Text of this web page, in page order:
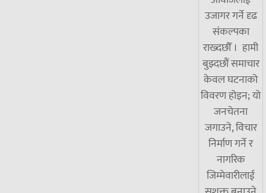
उजागर गर्ने दृढ
संकल्पका
राख्दछौँ । हामी
बुझ्दछौं समाचार
केवल घटनाको
विवरण होइन; यो
जनचेतना
जगाउने, विचार
निर्माण गर्ने र
नागरिक
जिम्मेवारीलाई